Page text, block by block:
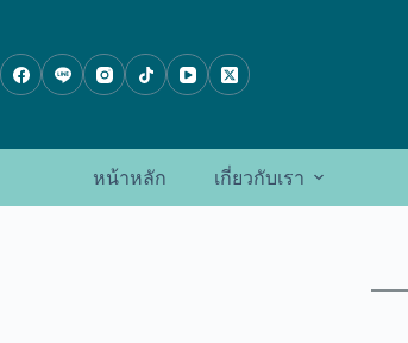
ที่
หน้าหลัก เกี่ยวกับเรา